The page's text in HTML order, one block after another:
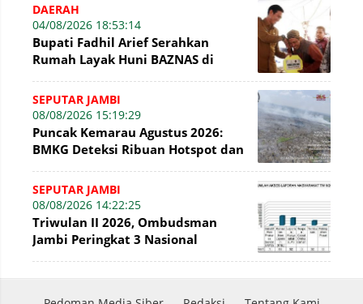
DAERAH
04/08/2026 18:53:14
Bupati Fadhil Arief Serahkan
Rumah Layak Huni BAZNAS di
SEPUTAR JAMBI
08/08/2026 15:19:29
Puncak Kemarau Agustus 2026:
BMKG Deteksi Ribuan Hotspot dan
SEPUTAR JAMBI
08/08/2026 14:22:25
Triwulan II 2026, Ombudsman
Jambi Peringkat 3 Nasional